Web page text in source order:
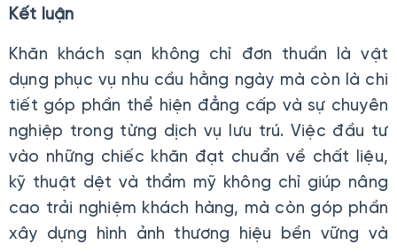
Kết luận
Khăn khách sạn không chỉ đơn thuần là vật
dụng phục vụ nhu cầu hằng ngày mà còn là chi
tiết góp phần thể hiện đẳng cấp và sự chuyên
nghiệp trong từng dịch vụ lưu trú. Việc đầu tư
vào những chiếc khăn đạt chuẩn về chất liệu,
kỹ thuật dệt và thẩm mỹ không chỉ giúp nâng
cao trải nghiệm khách hàng, mà còn góp phần
xây dựng hình ảnh thương hiệu bền vững và